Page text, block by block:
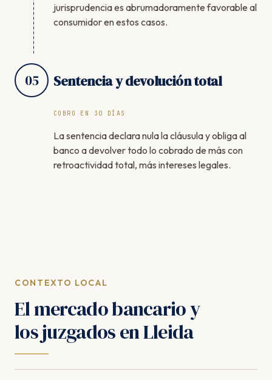
jurisprudencia es abrumadoramente favorable al
consumidor en estos casos.
05 Sentencia y devolución total
COBRO EN 30 DÍAS
La sentencia declara nula la cláusula y obliga al
banco a devolver todo lo cobrado de más con
retroactividad total, más intereses legales.
CONTEXTO LOCAL
El mercado bancario y
los juzgados en Lleida